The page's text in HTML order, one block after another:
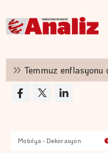
Temmuz enflasyonu
Mobilya - Dekorasyon